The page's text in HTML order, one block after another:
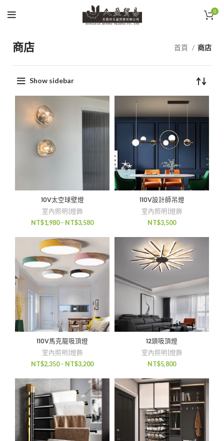
0
商店 首頁 商店
Show sidebar
10V太空球壁燈
室內照明|燈飾
NT$1,980 – NT$3,580
110V設計師吊燈
室內照明|燈飾
NT$3,500
110V馬克龍吸頂燈
室內照明|燈飾
NT$2,350 – NT$3,200
12頭吸頂燈
室內照明|燈飾
NT$5,800